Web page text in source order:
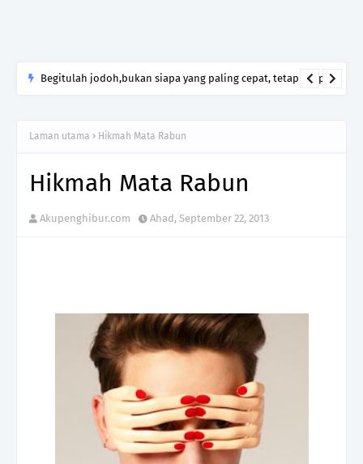
Begitulah jodoh,bukan siapa yang paling cepat, tetapi siapa
Laman utama Hikmah Mata Rabun
Hikmah Mata Rabun
Akupenghibur.com Ahad, September 22, 2013